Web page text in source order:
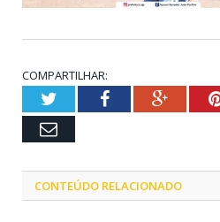
COMPARTILHAR:
TwitterFacebook
Email
CONTEÚDO RELACIONADO